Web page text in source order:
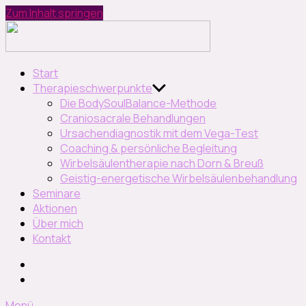
Zum Inhalt springen
Start
Therapieschwerpunkte
Die BodySoulBalance-Methode
Craniosacrale Behandlungen
Ursachendiagnostik mit dem Vega-Test
Coaching & persönliche Begleitung
Wirbelsäulentherapie nach Dorn & Breuß
Geistig-energetische Wirbelsäulenbehandlung
Seminare
Aktionen
Über mich
Kontakt